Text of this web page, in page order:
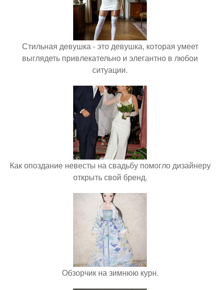
Стильная девушка - это девушка, которая умеет
выглядеть привлекательно и элегантно в любои
ситуации.
Как опоздание невесты на свадьбу помогло дизайнеру
открыть свой бренд.
Обзорчик на зимнюю курн.